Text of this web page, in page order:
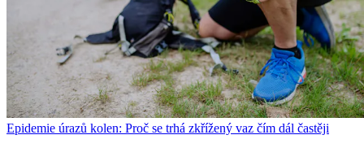
Epidemie úrazů kolen: Proč se trhá zkřížený vaz čím dál častěji